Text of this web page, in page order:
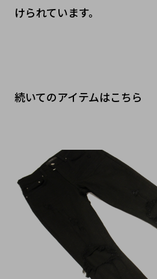
けられています。
続いてのアイテムはこちら